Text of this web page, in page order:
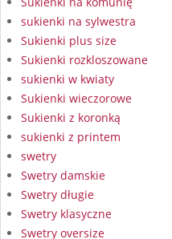
sukienki na sylwestra
Sukienki plus size
Sukienki rozkloszowane
sukienki w kwiaty
Sukienki wieczorowe
Sukienki z koronką
sukienki z printem
swetry
Swetry damskie
Swetry długie
Swetry klasyczne
Swetry oversize